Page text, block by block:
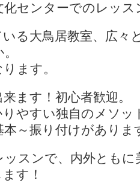
化センターでのレッ
る大鳥居教室、広々
ます。
ます！初心者歓迎。
やすい独自のメソッ
本～振り付けがありま
スンで、内外ともに
す！